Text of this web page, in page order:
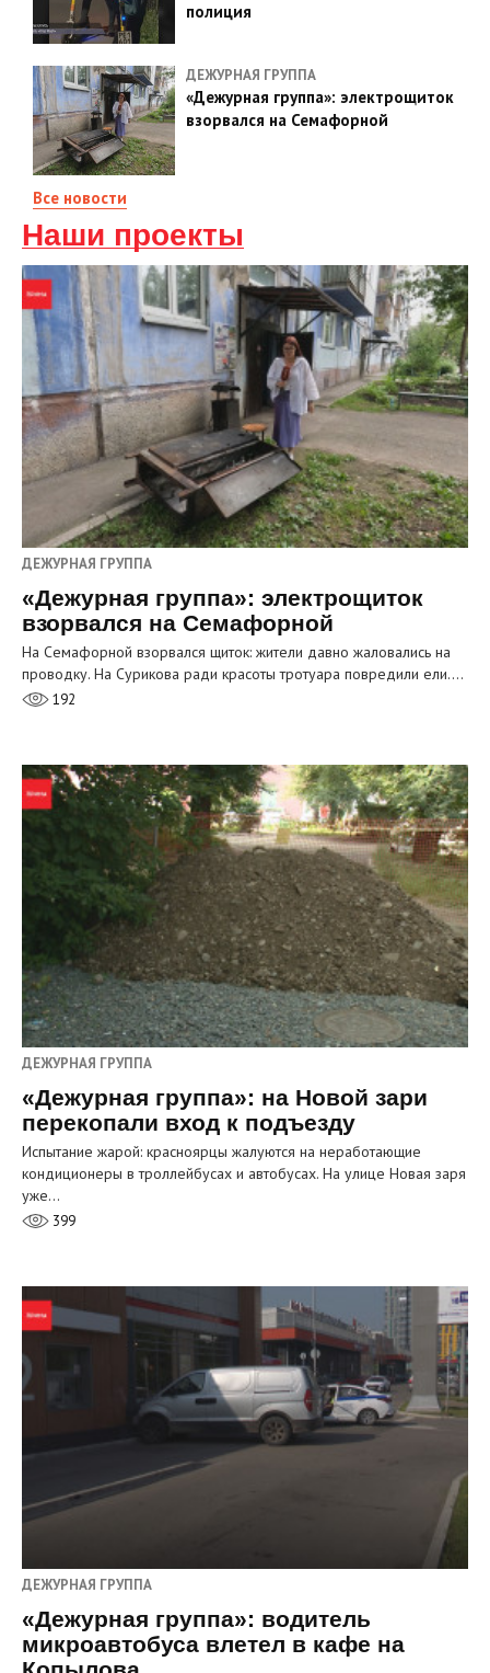
полиция
ДЕЖУРНАЯ ГРУППА
«Дежурная группа»: электрощиток
взорвался на Семафорной
Все новости
Наши проекты
ДЕЖУРНАЯ ГРУППА
«Дежурная группа»: электрощиток
взорвался на Семафорной
На Семафорной взорвался щиток: жители давно жаловались на
проводку. На Сурикова ради красоты тротуара повредили ели.…
192
ДЕЖУРНАЯ ГРУППА
«Дежурная группа»: на Новой зари
перекопали вход к подъезду
Испытание жарой: красноярцы жалуются на неработающие
кондиционеры в троллейбусах и автобусах. На улице Новая заря
уже…
399
ДЕЖУРНАЯ ГРУППА
«Дежурная группа»: водитель
микроавтобуса влетел в кафе на